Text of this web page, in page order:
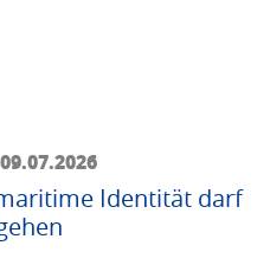
09.07.2026
Identität darf